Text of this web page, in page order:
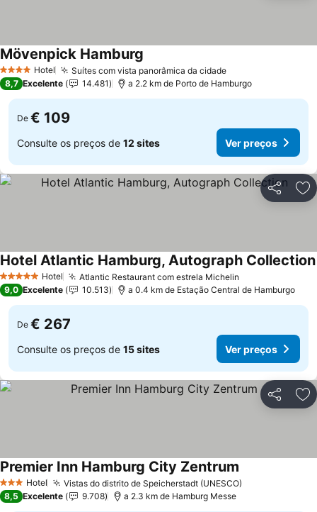
4 EstrelasHotel Suítes com vista panorâmica da cidadeVer preços
Mövenpick Hamburg
8,7 Excelente 14.481 a 2.2 km de Porto de Hamburgo
De € 109
Consulte os preços de 12 sites Ver preços
Partilhar
5 Estrelas Hotel Atlantic Restaurant com estrela Michelin
Hotel Atlantic Hamburg, Autograph Collection
9,0 Excelente 10.513 a 0.4 km de Estação Central de Hamburgo
De € 267
Consulte os preços de 15 sites Ver preços
Partilhar
3 EstrelasHotel Vistas do distrito de Speicherstadt (UNESCO)
Premier Inn Hamburg City Zentrum
8,5 Excelente 9.708 a 2.3 km de Hamburg Messe